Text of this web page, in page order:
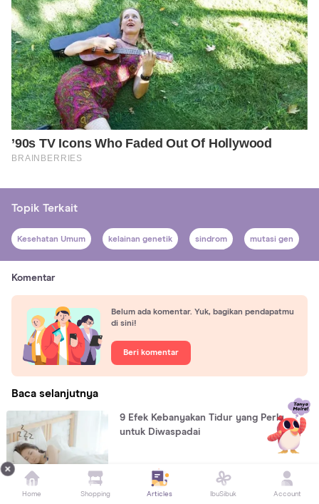
Topik Terkait
Kesehatan Umum kelainan genetik sindrom mutasi gen
Komentar
Belum ada komentar. Yuk, bagikan pendapatmu
di sini!
Beri komentar
Baca selanjutnya
9 Efek Kebanyakan Tidur yang Perlu
untuk Diwaspadai
KESEHATAN UMUM
Home Shopping Articles IbuSibuk Account